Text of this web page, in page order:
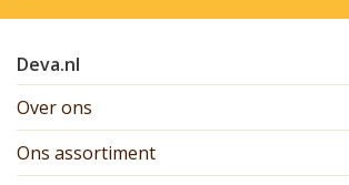
Deva.nl
Over ons
Ons assortiment